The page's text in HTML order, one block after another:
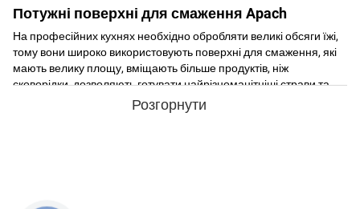
Потужні поверхні для смаження Apach
На професійних кухнях необхідно обробляти великі обсяги їжі,
тому вони широко використовують поверхні для смаження, які
мають велику площу, вміщають більше продуктів, ніж
сковорідки, дозволяють готувати найрізноманітніші страви та
при цьому напрочуд прості в експлуатації. Поверхні для
смаження Apach італійського виробництва відзначаються
Розгорнути